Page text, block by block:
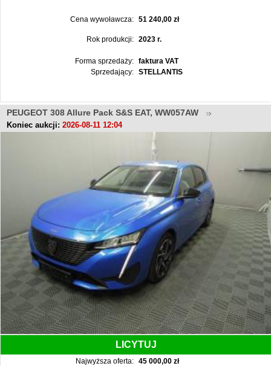
Cena wywoławcza: 51 240,00 zł
Rok produkcji: 2023 r.
Forma sprzedaży:
faktura VAT
Sprzedający:
STELLANTIS
PEUGEOT 308 Allure Pack S&S EAT, WW057AW
Koniec aukcji: 2026-08-11 12:04
LICYTUJ
Najwyższa oferta: 45 000,00 zł